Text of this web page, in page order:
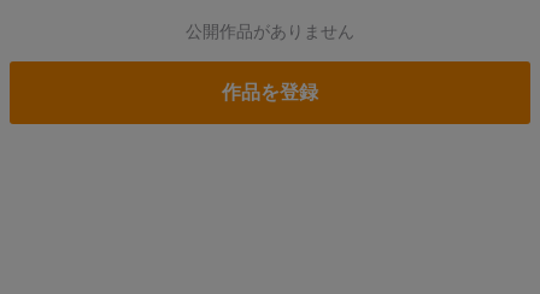
公開作品がありません
作品を登録